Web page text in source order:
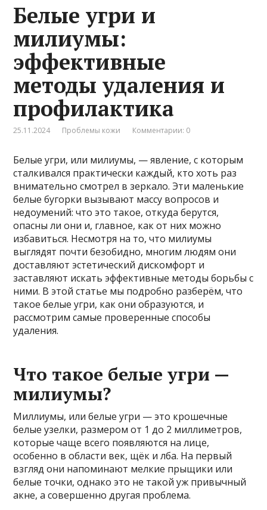
Белые угри и
милиумы:
эффективные
методы удаления и
профилактика
25.11.2024 Проблемы кожи Комментарии: 0
Белые угри, или милиумы, — явление, с которым
сталкивался практически каждый, кто хоть раз
внимательно смотрел в зеркало. Эти маленькие
белые бугорки вызывают массу вопросов и
недоумений: что это такое, откуда берутся,
опасны ли они и, главное, как от них можно
избавиться. Несмотря на то, что милиумы
выглядят почти безобидно, многим людям они
доставляют эстетический дискомфорт и
заставляют искать эффективные методы борьбы с
ними. В этой статье мы подробно разберём, что
такое белые угри, как они образуются, и
рассмотрим самые проверенные способы
удаления.
Что такое белые угри —
милиумы?
Миллиумы, или белые угри — это крошечные
белые узелки, размером от 1 до 2 миллиметров,
которые чаще всего появляются на лице,
особенно в области век, щёк и лба. На первый
взгляд они напоминают мелкие прыщики или
белые точки, однако это не такой уж привычный
акне, а совершенно другая проблема.